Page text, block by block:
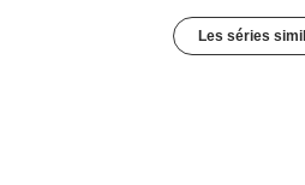
Les séries